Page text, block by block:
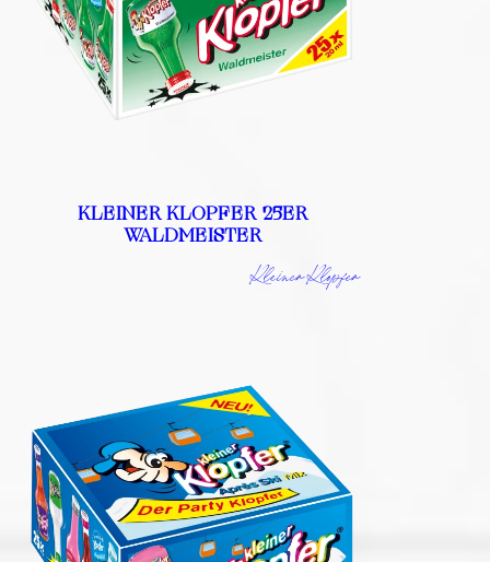
KLEINER KLOPFER 25ER
WALDMEISTER
Kleiner Klopfer